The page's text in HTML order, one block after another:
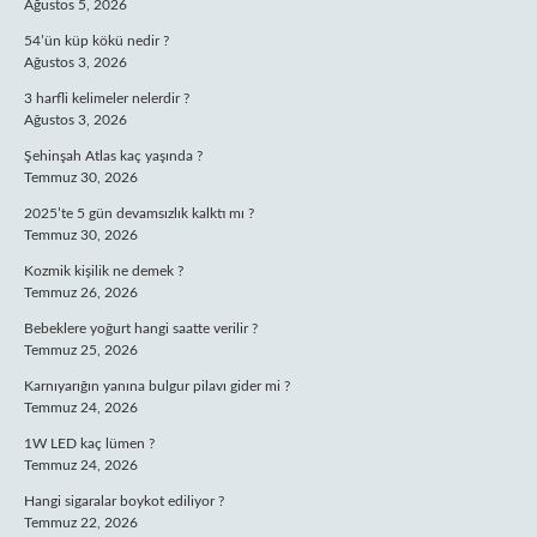
Ağustos 5, 2026
54’ün küp kökü nedir ?
Ağustos 3, 2026
3 harfli kelimeler nelerdir ?
Ağustos 3, 2026
Şehinşah Atlas kaç yaşında ?
Temmuz 30, 2026
2025’te 5 gün devamsızlık kalktı mı ?
Temmuz 30, 2026
Kozmik kişilik ne demek ?
Temmuz 26, 2026
Bebeklere yoğurt hangi saatte verilir ?
Temmuz 25, 2026
Karnıyarığın yanına bulgur pilavı gider mi ?
Temmuz 24, 2026
1W LED kaç lümen ?
Temmuz 24, 2026
Hangi sigaralar boykot ediliyor ?
Temmuz 22, 2026